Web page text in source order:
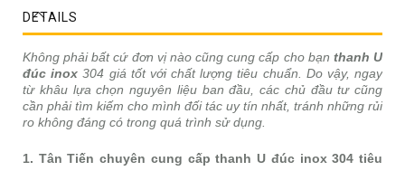
DETAILS
Không phải bất cứ đơn vị nào cũng cung cấp cho bạn thanh U
đúc inox 304 giá tốt với chất lượng tiêu chuẩn. Do vậy, ngay
từ khâu lựa chọn nguyên liệu ban đầu, các chủ đầu tư cũng
cần phải tìm kiếm cho mình đối tác uy tín nhất, tránh những rủi
ro không đáng có trong quá trình sử dụng.
1. Tân Tiến chuyên cung cấp thanh U đúc inox 304 tiêu